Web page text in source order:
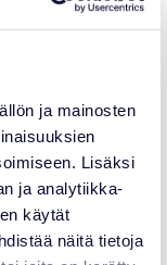
ja mainosten
Lisäksi
ja analytiikka-
käytät
näitä tietoja